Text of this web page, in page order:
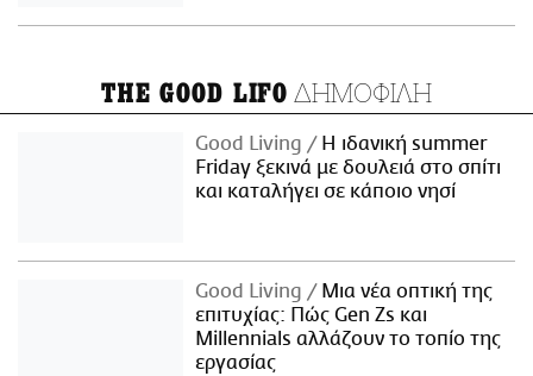
THE GOOD LIFO ΔΗΜΟΦΙΛΗ
Good Living
Η ιδανική summer
Friday ξεκινά με δουλειά στο σπίτι
και καταλήγει σε κάποιο νησί
Good Living
Μια νέα οπτική της
επιτυχίας: Πώς Gen Zs και
Millennials αλλάζουν το τοπίο της
εργασίας